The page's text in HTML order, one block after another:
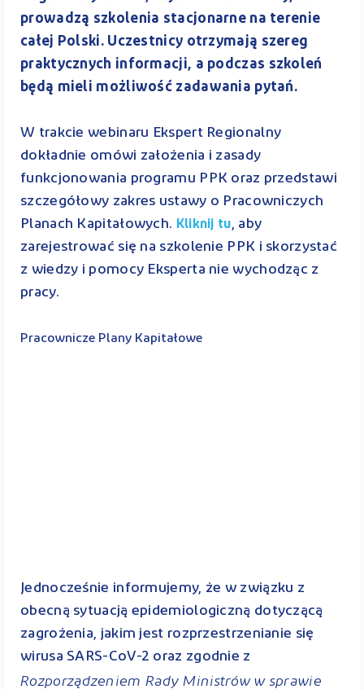
prowadzą szkolenia stacjonarne na terenie
całej Polski. Uczestnicy otrzymają szereg
praktycznych informacji, a podczas szkoleń
będą mieli możliwość zadawania pytań.
W trakcie webinaru Ekspert Regionalny
dokładnie omówi założenia i zasady
funkcjonowania programu PPK oraz przedstawi
szczegółowy zakres ustawy o Pracowniczych
Planach Kapitałowych. Kliknij tu, aby
zarejestrować się na szkolenie PPK i skorzystać
z wiedzy i pomocy Eksperta nie wychodząc z
pracy.
Pracownicze Plany Kapitałowe
Jednocześnie informujemy, że w związku z
obecną sytuacją epidemiologiczną dotyczącą
zagrożenia, jakim jest rozprzestrzenianie się
wirusa SARS-CoV-2 oraz zgodnie z
Rozporządzeniem Rady Ministrów w sprawie